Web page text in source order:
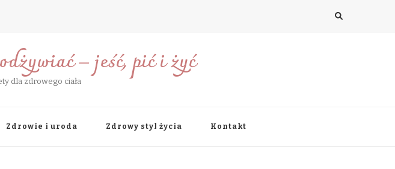
– jeść, pić i żyć
dla zdrowego ciała
Zdrowie i uroda Zdrowy styl życia Kontakt